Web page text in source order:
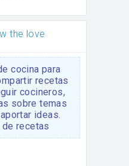
casera fácil y
J5e1ddxNWjk
de la abuela
Mz69gcVO3sI
Bizcocho
xoco y en el
los ingredientes
the love
cocina para
recetas
cocineros,
sobre temas
ideas.
recetas